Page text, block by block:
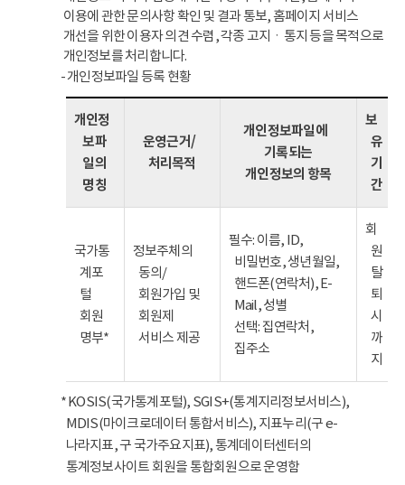
이용에 관한 문의사항 확인 및 결과 통보, 홈페이지 서비스
개선을 위한 이용자 의견 수렴, 각종 고지ㆍ통지 등을 목적으로
개인정보를 처리합니다.
- 개인정보파일 등록 현황
개인정
보파
일의
명칭
운영근거/
처리목적
개인정보파일에
기록되는
개인정보의 항목
보
유
기
간
국가통
계포
털
회원
명부*
정보주체의
동의/
회원가입 및
회원제
서비스 제공
필수: 이름, ID,
비밀번호, 생년월일,
핸드폰(연락처), E-
Mail, 성별
선택: 집연락처,
집주소
회
원
탈
퇴
시
까
지
* KOSIS(국가통계포털), SGIS+(통계지리정보서비스),
MDIS(마이크로데이터 통합서비스), 지표누리(구 e-
나라지표, 구 국가주요지표), 통계데이터센터의
통계정보사이트 회원을 통합회원으로 운영함